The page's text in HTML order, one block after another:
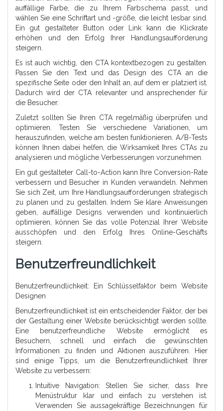
auffällige Farbe, die zu Ihrem Farbschema passt, und
wählen Sie eine Schriftart und -größe, die leicht lesbar sind.
Ein gut gestalteter Button oder Link kann die Klickrate
erhöhen und den Erfolg Ihrer Handlungsaufforderung
steigern.
Es ist auch wichtig, den CTA kontextbezogen zu gestalten.
Passen Sie den Text und das Design des CTA an die
spezifische Seite oder den Inhalt an, auf dem er platziert ist.
Dadurch wird der CTA relevanter und ansprechender für
die Besucher.
Zuletzt sollten Sie Ihren CTA regelmäßig überprüfen und
optimieren. Testen Sie verschiedene Variationen, um
herauszufinden, welche am besten funktionieren. A/B-Tests
können Ihnen dabei helfen, die Wirksamkeit Ihres CTAs zu
analysieren und mögliche Verbesserungen vorzunehmen.
Ein gut gestalteter Call-to-Action kann Ihre Conversion-Rate
verbessern und Besucher in Kunden verwandeln. Nehmen
Sie sich Zeit, um Ihre Handlungsaufforderungen strategisch
zu planen und zu gestalten. Indem Sie klare Anweisungen
geben, auffällige Designs verwenden und kontinuierlich
optimieren, können Sie das volle Potenzial Ihrer Website
ausschöpfen und den Erfolg Ihres Online-Geschäfts
steigern.
Benutzerfreundlichkeit
Benutzerfreundlichkeit: Ein Schlüsselfaktor beim Website
Designen
Benutzerfreundlichkeit ist ein entscheidender Faktor, der bei
der Gestaltung einer Website berücksichtigt werden sollte.
Eine benutzerfreundliche Website ermöglicht es
Besuchern, schnell und einfach die gewünschten
Informationen zu finden und Aktionen auszuführen. Hier
sind einige Tipps, um die Benutzerfreundlichkeit Ihrer
Website zu verbessern:
Intuitive Navigation: Stellen Sie sicher, dass Ihre
Menüstruktur klar und einfach zu verstehen ist.
Verwenden Sie aussagekräftige Bezeichnungen für